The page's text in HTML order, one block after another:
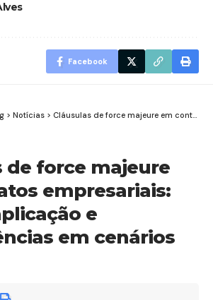
Facebook
> Notícias > Cláusulas de force majeure em contratos empresariais: Limites, aplicação e consequências em cenários de crise
de force majeure
empresariais:
e
em cenários